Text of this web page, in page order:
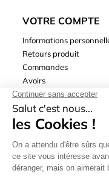
VOTRE COMPTE
Informations
Retours produit
Commandes
Avoirs
Adresses
Bons de réduction